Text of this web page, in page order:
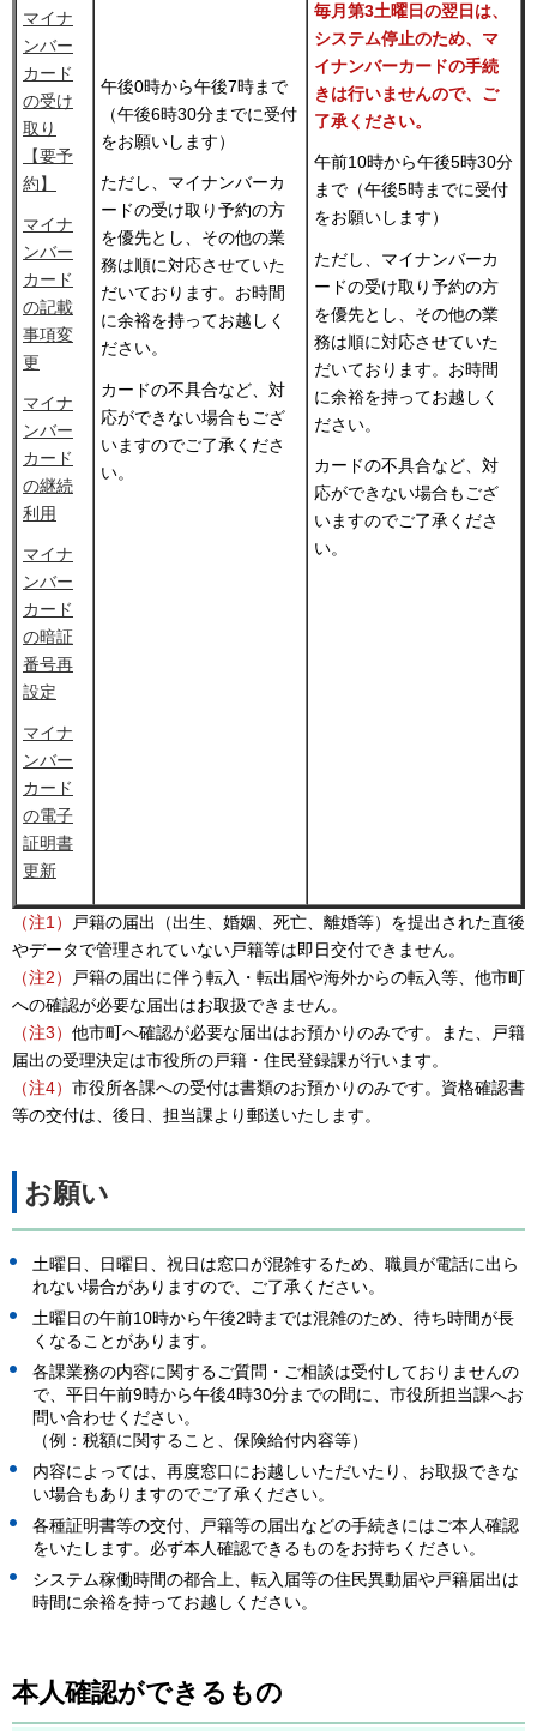
マイナ
ンバー
カード
の受け
取り
【要予
約】
マイナ
ンバー
カード
の記載
事項変
更
マイナ
ンバー
カード
の継続
利用
マイナ
ンバー
カード
の暗証
番号再
設定
マイナ
ンバー
カード
の電子
証明書
更新
午後0時から午後7時まで
（午後6時30分までに受付
をお願いします）
ただし、マイナンバーカ
ードの受け取り予約の方
を優先とし、その他の業
務は順に対応させていた
だいております。お時間
に余裕を持ってお越しく
ださい。
カードの不具合など、対
応ができない場合もござ
いますのでご了承くださ
い。
毎月第3土曜日の翌日は、
システム停止のため、マ
イナンバーカードの手続
きは行いませんので、ご
了承ください。
午前10時から午後5時30分
まで（午後5時までに受付
をお願いします）
ただし、マイナンバーカ
ードの受け取り予約の方
を優先とし、その他の業
務は順に対応させていた
だいております。お時間
に余裕を持ってお越しく
ださい。
カードの不具合など、対
応ができない場合もござ
いますのでご了承くださ
い。
（注1）
戸籍の届出（出生、婚姻、死亡、離婚等）を提出された直後
やデータで管理されていない戸籍等は即日交付できません。
（注2）
戸籍の届出に伴う転入・転出届や海外からの転入等、他市町
への確認が必要な届出はお取扱できません。
（注3） 他市町へ確認が必要な届出はお預かりのみです。また、戸籍
届出の受理決定は市役所の戸籍・住民登録課が行います。
（注4） 市役所各課への受付は書類のお預かりのみです。資格確認書
等の交付は、後日、担当課より郵送いたします。
お願い
土曜日、日曜日、祝日は窓口が混雑するため、職員が電話に出ら
れない場合がありますので、ご了承ください。
土曜日の午前10時から午後2時までは混雑のため、待ち時間が長
くなることがあります。
各課業務の内容に関するご質問・ご相談は受付しておりませんの
で、平日午前9時から午後4時30分までの間に、市役所担当課へお
問い合わせください。
（例：税額に関すること、保険給付内容等）
内容によっては、再度窓口にお越しいただいたり、お取扱できな
い場合もありますのでご了承ください。
各種証明書等の交付、戸籍等の届出などの手続きにはご本人確認
をいたします。必ず本人確認できるものをお持ちください。
システム稼働時間の都合上、転入届等の住民異動届や戸籍届出は
時間に余裕を持ってお越しください。
本人確認ができるもの